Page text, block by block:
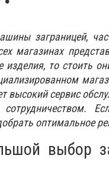
заграницей,
магазинах
то стоить
высокий сервис
оптимальное
выбор